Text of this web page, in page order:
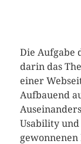
Die Aufgabe
darin das
einer
Aufbauend
Usability und
gewonnenen